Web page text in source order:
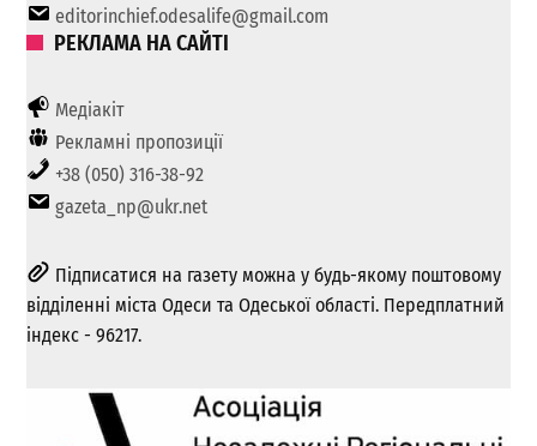
editorinchief.odesalife@gmail.com
РЕКЛАМА НА САЙТІ
Медіакіт
Рекламні пропозиції
+38 (050) 316-38-92
gazeta_np@ukr.net
Підписатися на газету можна у будь-якому поштовому
відділенні міста Одеси та Одеської області. Передплатний
індекс - 96217.